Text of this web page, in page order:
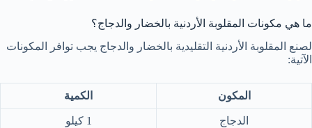
ما هي مكونات المقلوبة الأردنية بالخضار والدجاج؟
لصنع المقلوبة الأردنية التقليدية بالخضار والدجاج يجب توافر المكونات
الآتية:
المكون الكمية
الدجاج 1 كيلو